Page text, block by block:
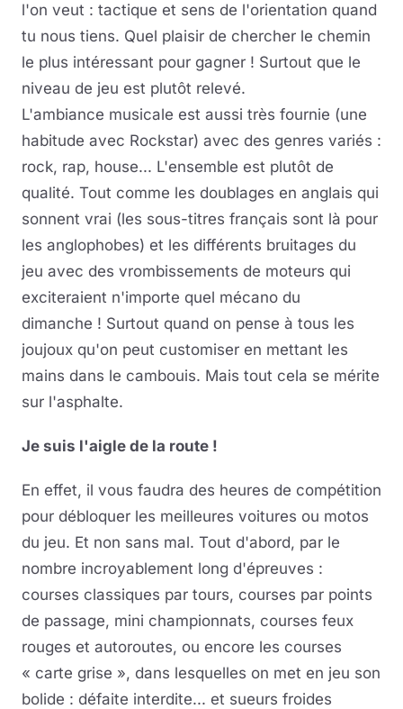
l'on veut : tactique et sens de l'orientation quand
tu nous tiens. Quel plaisir de chercher le chemin
le plus intéressant pour gagner ! Surtout que le
niveau de jeu est plutôt relevé.
L'ambiance musicale est aussi très fournie (une
habitude avec Rockstar) avec des genres variés :
rock, rap, house... L'ensemble est plutôt de
qualité. Tout comme les doublages en anglais qui
sonnent vrai (les sous-titres français sont là pour
les anglophobes) et les différents bruitages du
jeu avec des vrombissements de moteurs qui
exciteraient n'importe quel mécano du
dimanche ! Surtout quand on pense à tous les
joujoux qu'on peut customiser en mettant les
mains dans le cambouis. Mais tout cela se mérite
sur l'asphalte.
Je suis l'aigle de la route !
En effet, il vous faudra des heures de compétition
pour débloquer les meilleures voitures ou motos
du jeu. Et non sans mal. Tout d'abord, par le
nombre incroyablement long d'épreuves :
courses classiques par tours, courses par points
de passage, mini championnats, courses feux
rouges et autoroutes, ou encore les courses
« carte grise », dans lesquelles on met en jeu son
bolide : défaite interdite... et sueurs froides